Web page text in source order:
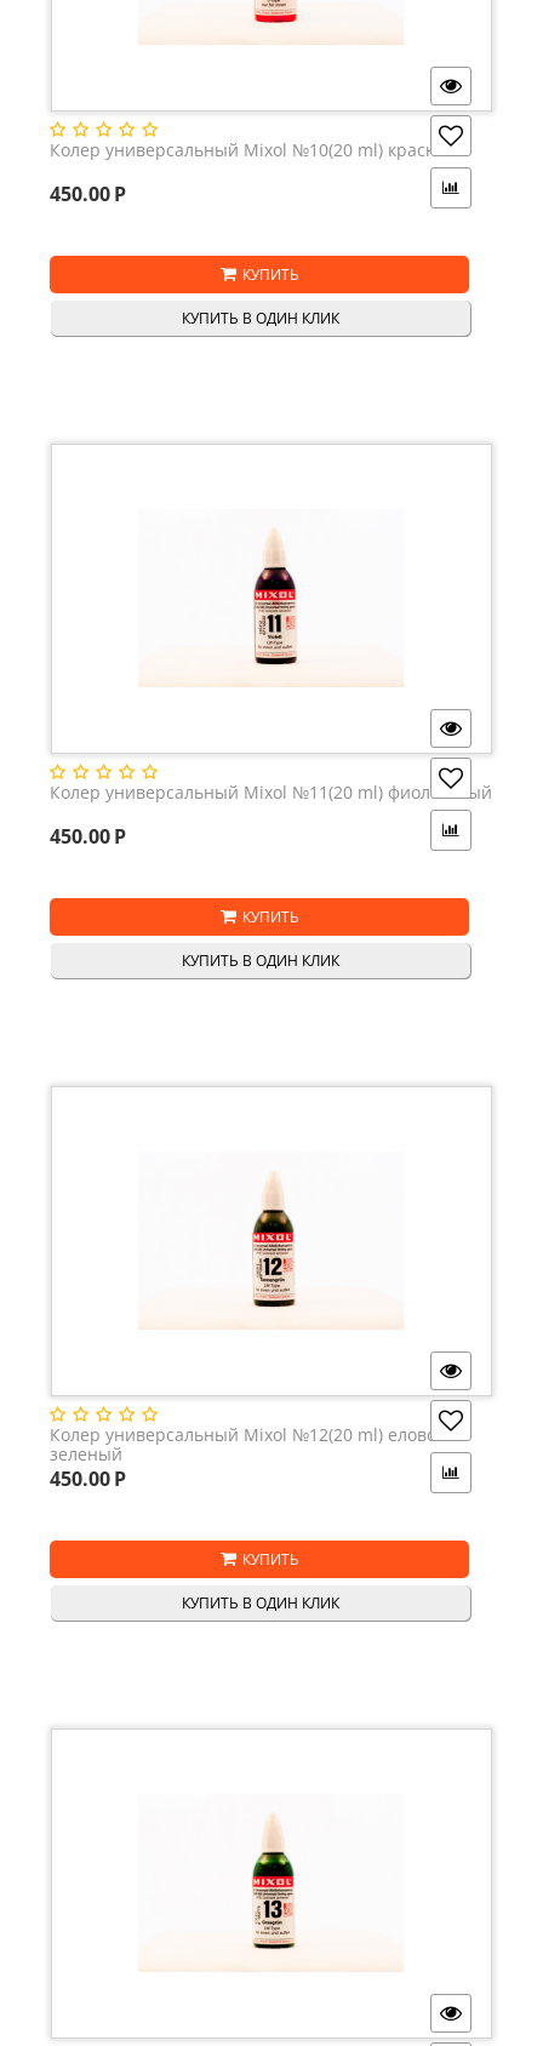
Колер универсальный Mixol №10(20 ml) красный
450.00Р
КУПИТЬ
КУПИТЬ В ОДИН КЛИК
Колер универсальный Mixol №11(20 ml) фиолетовый
450.00Р
КУПИТЬ
КУПИТЬ В ОДИН КЛИК
Колер универсальный Mixol №12(20 ml) елово-
зеленый
450.00Р
КУПИТЬ
КУПИТЬ В ОДИН КЛИК